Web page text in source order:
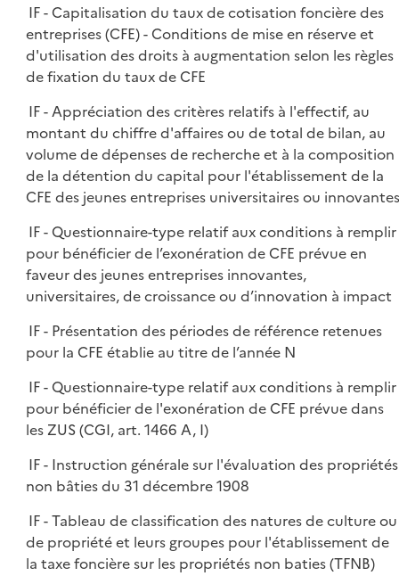
IF - Capitalisation du taux de cotisation foncière des
entreprises (CFE) - Conditions de mise en réserve et
d'utilisation des droits à augmentation selon les règles
de fixation du taux de CFE
IF - Appréciation des critères relatifs à l'effectif, au
montant du chiffre d'affaires ou de total de bilan, au
volume de dépenses de recherche et à la composition
de la détention du capital pour l'établissement de la
CFE des jeunes entreprises universitaires ou innovantes
IF - Questionnaire-type relatif aux conditions à remplir
pour bénéficier de l’exonération de CFE prévue en
faveur des jeunes entreprises innovantes,
universitaires, de croissance ou d’innovation à impact
IF - Présentation des périodes de référence retenues
pour la CFE établie au titre de l’année N
IF - Questionnaire-type relatif aux conditions à remplir
pour bénéficier de l'exonération de CFE prévue dans
les ZUS (CGI, art. 1466 A, I)
IF - Instruction générale sur l'évaluation des propriétés
non bâties du 31 décembre 1908
IF - Tableau de classification des natures de culture ou
de propriété et leurs groupes pour l'établissement de
la taxe foncière sur les propriétés non baties (TFNB)